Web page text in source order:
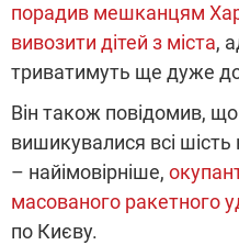
порадив мешканцям
вивозити дітей з міста,
триватимуть ще дуже
Він також повідомив,
вишикувалися всі шість
– найімовірніше,
масованого ракетного
по Києву.